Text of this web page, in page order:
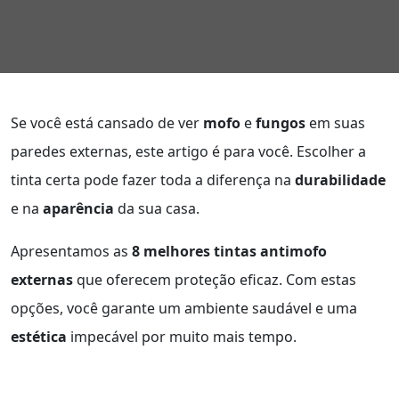
Se você está cansado de ver mofo efungos em suas
paredes externas, este artigo é para você. Escolher a
tinta certa pode fazer toda a diferença na durabilidade
e na aparência da sua casa.
Apresentamos as 8 melhores tintas antimofo
externasque oferecem proteção eficaz. Com estas
opções, você garante um ambiente saudável e uma
estética impecável por muito mais tempo.